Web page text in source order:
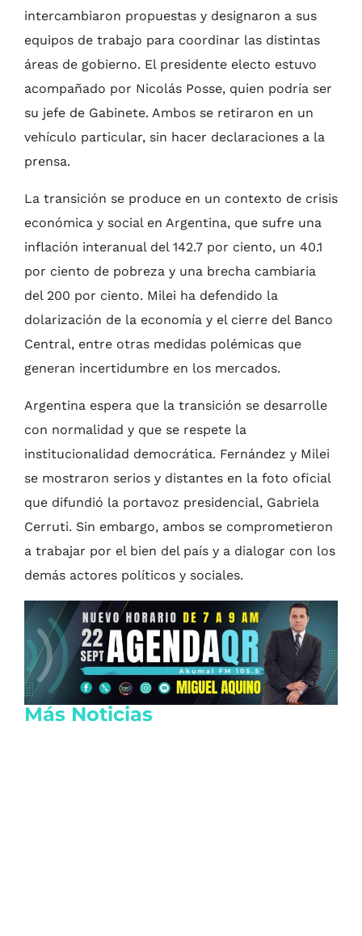
intercambiaron propuestas y designaron a sus
equipos de trabajo para coordinar las distintas
áreas de gobierno. El presidente electo estuvo
acompañado por Nicolás Posse, quien podría ser
su jefe de Gabinete. Ambos se retiraron en un
vehículo particular, sin hacer declaraciones a la
prensa.
La transición se produce en un contexto de crisis
económica y social en Argentina, que sufre una
inflación interanual del 142.7 por ciento, un 40.1
por ciento de pobreza y una brecha cambiaria
del 200 por ciento. Milei ha defendido la
dolarización de la economía y el cierre del Banco
Central, entre otras medidas polémicas que
generan incertidumbre en los mercados.
Argentina espera que la transición se desarrolle
con normalidad y que se respete la
institucionalidad democrática. Fernández y Milei
se mostraron serios y distantes en la foto oficial
que difundió la portavoz presidencial, Gabriela
Cerruti. Sin embargo, ambos se comprometieron
a trabajar por el bien del país y a dialogar con los
demás actores políticos y sociales.
Más Noticias